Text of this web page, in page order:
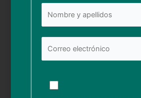
Nombre*favor,